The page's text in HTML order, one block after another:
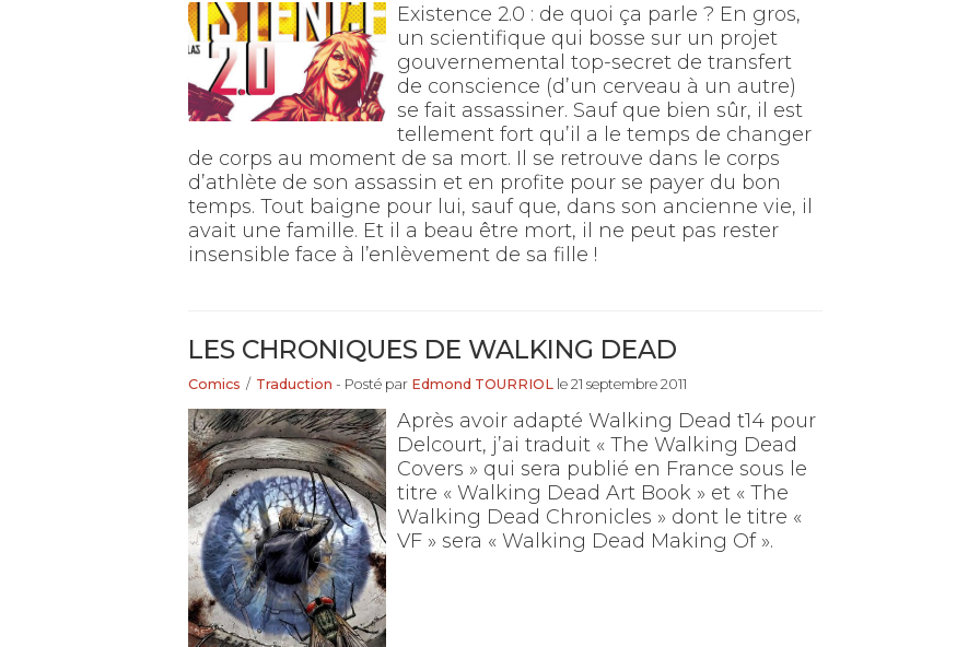
Existence 2.0 : de quoi ça parle ? En gros,
un scientifique qui bosse sur un projet
gouvernemental top-secret de transfert
de conscience (d’un cerveau à un autre)
se fait assassiner. Sauf que bien sûr, il est
tellement fort qu’il a le temps de changer
de corps au moment de sa mort. Il se retrouve dans le corps
d’athlète de son assassin et en profite pour se payer du bon
temps. Tout baigne pour lui, sauf que, dans son ancienne vie, il
avait une famille. Et il a beau être mort, il ne peut pas rester
insensible face à l’enlèvement de sa fille !
LES CHRONIQUES DE WALKING DEAD
Comics / Traduction - Posté par Edmond TOURRIOL le 21 septembre 2011
Après avoir adapté Walking Dead t14 pour
Delcourt, j’ai traduit « The Walking Dead
Covers » qui sera publié en France sous le
titre « Walking Dead Art Book » et « The
Walking Dead Chronicles » dont le titre «
VF » sera « Walking Dead Making Of ».